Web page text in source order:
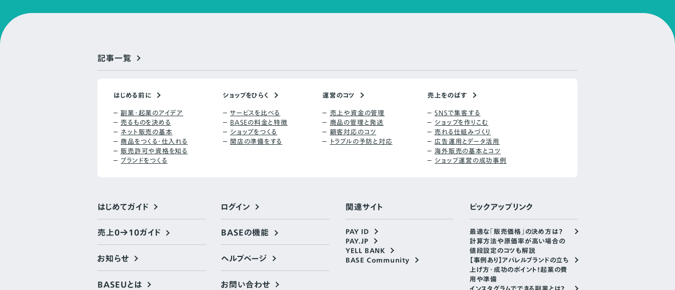
記事一覧
はじめる前に
副業・起業のアイデア
売るものを決める
ネット販売の基本
商品をつくる・仕入れる
販売許可や資格を知る
ブランドをつくる
ショップをひらく
サービスを比べる
BASEの料金と特徴
ショップをつくる
開店の準備をする
運営のコツ
売上や資金の管理
商品の管理と発送
顧客対応のコツ
トラブルの予防と対応
売上をのばす
SNSで集客する
ショップを作りこむ
売れる仕組みづくり
広告運用とデータ活用
海外販売の基本とコツ
ショップ運営の成功事例
はじめてガイド
売上0→10ガイド
お知らせ
BASEUとは
ログイン
BASEの機能
ヘルプページ
お問い合わせ
関連サイト
PAY ID
PAY.JP
YELL BANK
BASE Community
ピックアップリンク
最適な「販売価格」の決め方は？
計算方法や原価率が高い場合の
値段設定のコツも解説
【事例あり】アパレルブランドの立ち
上げ方・成功のポイント！起業の費
用や準備